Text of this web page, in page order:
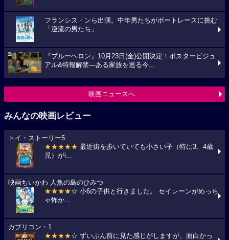
フランシス・ンら出演。中年男たちがボートレースに挑む
「逆流の男たち」
『ブルーヘロン』10月23日(金)公開決定！ポスタービジュ
アル&特報解禁―ある家族を巡る今...
映画ニュースへ
みんなの映画レビュー
トイ・ストーリー5
★★★★★ 最近街を歩いていても小さい子（特に3、4歳
児）がi...
映画ちいかわ 人魚の島のひみつ
★★★★☆ 小6の子供と行きました。 セイレーンがめっち
ゃ怖か...
カプリコン・1
★★★★☆ ずいぶん前に見た感じがしますが、面白かっ